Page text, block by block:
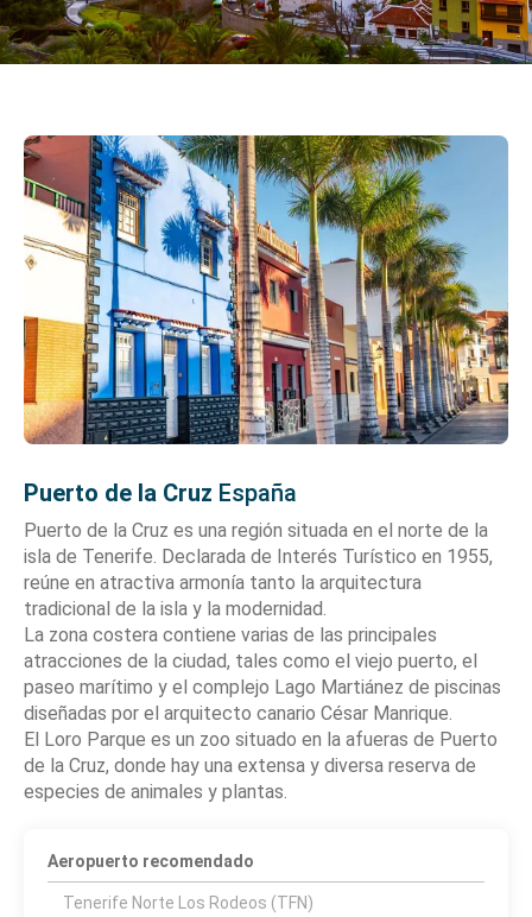
Puerto de la Cruz España
Puerto de la Cruz es una región situada en el norte de la
isla de Tenerife. Declarada de Interés Turístico en 1955,
reúne en atractiva armonía tanto la arquitectura
tradicional de la isla y la modernidad.
La zona costera contiene varias de las principales
atracciones de la ciudad, tales como el viejo puerto, el
paseo marítimo y el complejo Lago Martiánez de piscinas
diseñadas por el arquitecto canario César Manrique.
El Loro Parque es un zoo situado en la afueras de Puerto
de la Cruz, donde hay una extensa y diversa reserva de
Aeropuerto recomendado
Tenerife Norte Los Rodeos (TFN)